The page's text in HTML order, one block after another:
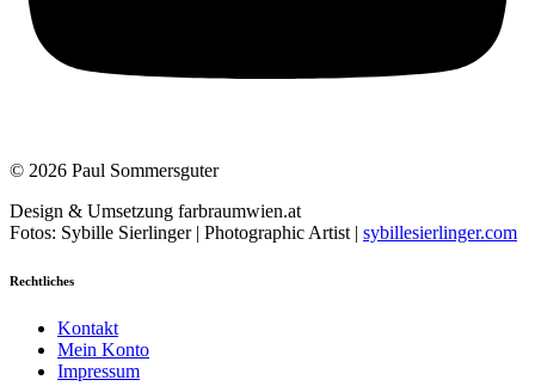
© 2026 Paul Sommersguter
Design & Umsetzung farbraumwien.at
Fotos: Sybille Sierlinger | Photographic Artist | sybillesierlinger.com
Rechtliches
Kontakt
Mein Konto
Impressum